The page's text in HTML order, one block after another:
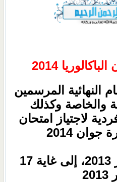
2014
النهائية المرسمين
والخاصة وكذلك
لاجتياز امتحان
جوان 2014
3، إلى غاية 17